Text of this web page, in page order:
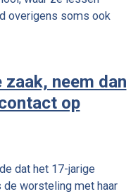
overigens soms ook
neem dan
op
dat het 17-jarige
worsteling met haar